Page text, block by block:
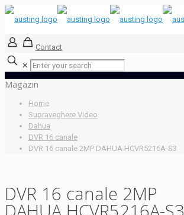
Contact
✕
Magazin
Home
Supraveghere Video
Dahua
DVR 16 canale
DVR 16 canale 2MP DAHUA HCVR5216A-S3
DVR 16 canale 2MP